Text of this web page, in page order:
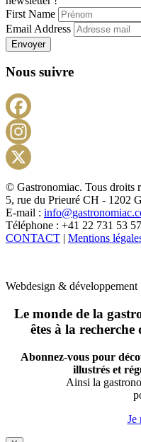
First Name
Email Address
Envoyer
Nous suivre
© Gastronomiac. Tous droits
5, rue du Prieuré CH - 1202
E-mail :
Téléphone : +41 22 731 53
CONTACT | Mentions
Webdesign & développement
Le monde de la
êtes à la
Abonnez-vous pour
illustrés et
Ainsi la
Je